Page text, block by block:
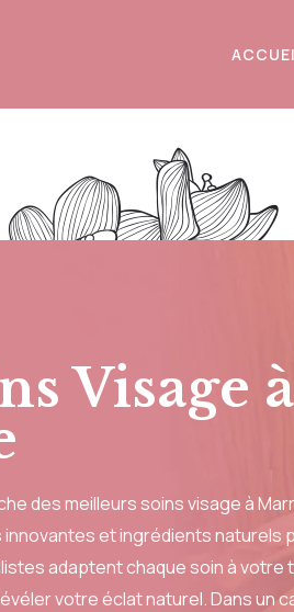
Visage
des meilleurs soins visage à
et ingrédients naturels
adaptent chaque soin à
votre éclat naturel. Dans un